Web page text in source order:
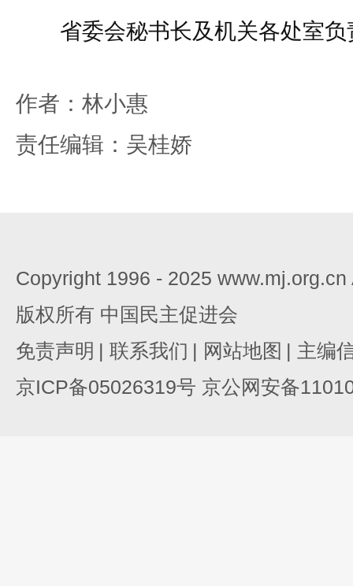
省委会秘书长及机关各处室负
作者：林小惠
责任编辑：吴桂娇
Copyright 1996 - 2025
版权所有 中国民主促进会
免责声明 | 联系我们 | 网站地图 | 主编
京ICP备05026319号 京公网安备